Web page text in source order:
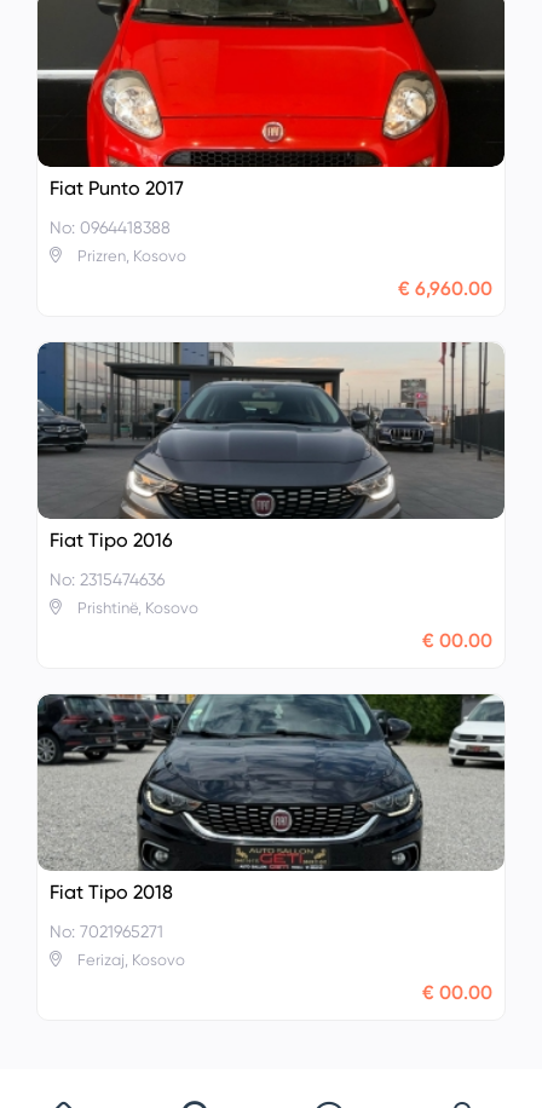
Fiat Punto 2017
No: 0964418388
Prizren, Kosovo
€ 6,960.00
Fiat Tipo 2016
No: 2315474636
Prishtinë, Kosovo
€ 00.00
Fiat Tipo 2018
No: 7021965271
Ferizaj, Kosovo
€ 00.00